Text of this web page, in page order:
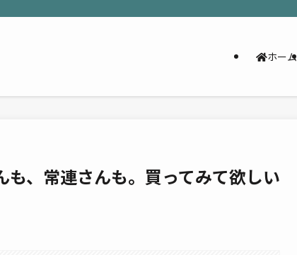
ホーム
も、常連さんも。買ってみて欲しい